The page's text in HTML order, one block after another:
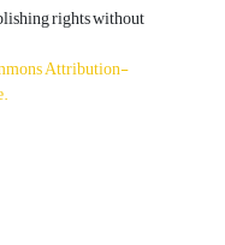
rights without
Attribution-
.